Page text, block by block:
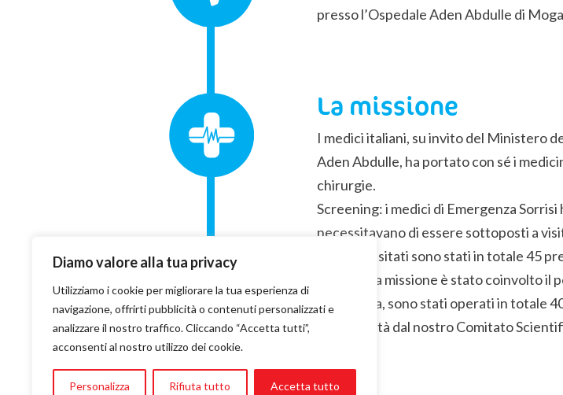
Diamo valore alla tua privacy
Utilizziamo i cookie per migliorare la tua esperienza di
navigazione, offrirti pubblicità o contenuti personalizzati e
analizzare il nostro traffico. Cliccando “Accetta tutti”,
acconsenti al nostro utilizzo dei cookie.
Personalizza Rifiuta tutto Accetta tutto
presso l’Ospedale Aden Abdulle di
La missione
I medici italiani, su invito del Ministero
Aden Abdulle, ha portato con sé i
chirurgie.
Screening: i medici di Emergenza
necessitavano di essere sottoposti a
pazienti visitati sono stati in totale 45
Durante la missione è stato coinvolto
operatoria, sono stati operati in totale
complessità dal nostro Comitato